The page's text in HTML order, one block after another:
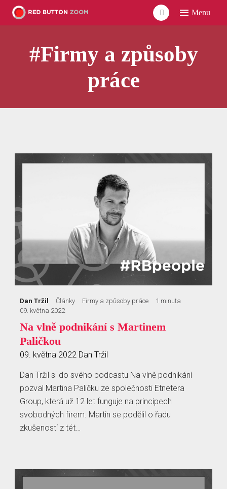
Menu
#Firmy a způsoby
práce
Dan Tržil Články Firmy a způsoby práce
1 minuta
09. května 2022
Na vlně podnikání s Martinem
Paličkou
09. května 2022 Dan Tržil
Dan Tržil si do svého podcastu Na vlně podnikání
pozval Martina Paličku ze společnosti Etnetera
Group, která už 12 let funguje na principech
svobodných firem. Martin se podělil o řadu
zkušeností z tét…